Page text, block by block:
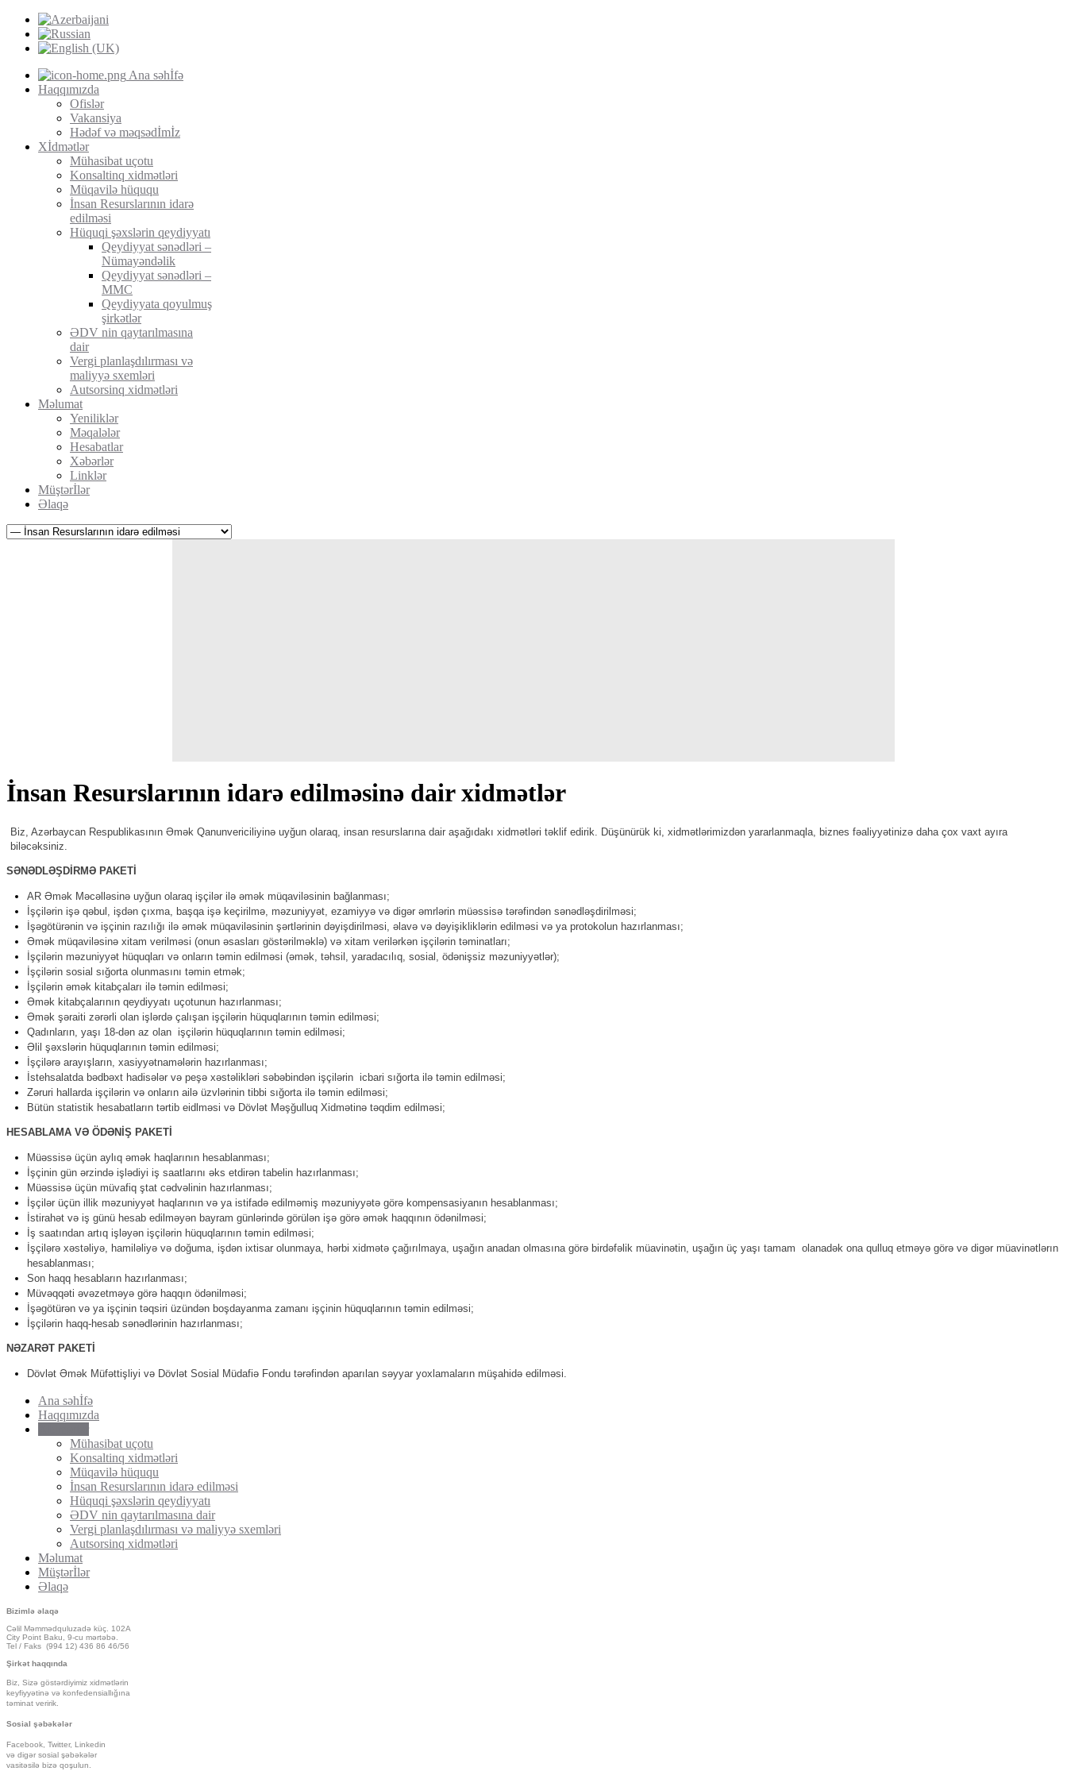
Ana səhİfə
Haqqımızda
Ofislər
Vakansiya
Hədəf və məqsədİmİz
Xİdmətlər
Mühasibat uçotu
Konsaltinq xidmətləri
Müqavilə hüququ
İnsan Resurslarının idarə
edilməsi
Hüquqi şəxslərin qeydiyyatı
Qeydiyyat sənədləri –
Nümayəndəlik
Qeydiyyat sənədləri –
MMC
Qeydiyyata qoyulmuş
şirkətlər
ƏDV nin qaytarılmasına
dair
Vergi planlaşdılırması və
maliyyə sxemləri
Autsorsinq xidmətləri
Məlumat
Yeniliklər
Məqalələr
Hesabatlar
Xəbərlər
Linklər
Müştərİlər
Əlaqə
İnsan Resurslarının idarə edilməsinə dair xidmətlər
Biz, Azərbaycan Respublikasının Əmək Qanunvericiliyinə uyğun olaraq, insan resurslarına dair aşağıdakı xidmətləri təklif edirik. Düşünürük ki, xidmətlərimizdən yararlanmaqla, biznes fəaliyyətinizə daha çox vaxt ayıra
biləcəksiniz.
SƏNƏDLƏŞDİRMƏ PAKETİ
AR Əmək Məcəlləsinə uyğun olaraq işçilər ilə əmək müqaviləsinin bağlanması;
İşçilərin işə qəbul, işdən çıxma, başqa işə keçirilmə, məzuniyyət, ezamiyyə və digər əmrlərin müəssisə tərəfindən sənədləşdirilməsi;
İşəgötürənin və işçinin razılığı ilə əmək müqaviləsinin şərtlərinin dəyişdirilməsi, əlavə və dəyişikliklərin edilməsi və ya protokolun hazırlanması;
Əmək müqaviləsinə xitam verilməsi (onun əsasları göstərilməklə) və xitam verilərkən işçilərin təminatları;
İşçilərin məzuniyyət hüquqları və onların təmin edilməsi (əmək, təhsil, yaradacılıq, sosial, ödənişsiz məzuniyyətlər);
İşçilərin sosial sığorta olunmasını təmin etmək;
İşçilərin əmək kitabçaları ilə təmin edilməsi;
Əmək kitabçalarının qeydiyyatı uçotunun hazırlanması;
Əmək şəraiti zərərli olan işlərdə çalışan işçilərin hüquqlarının təmin edilməsi;
Qadınların, yaşı 18-dən az olan işçilərin hüquqlarının təmin edilməsi;
Əlil şəxslərin hüquqlarının təmin edilməsi;
İşçilərə arayışların, xasiyyətnamələrin hazırlanması;
İstehsalatda bədbəxt hadisələr və peşə xəstəlikləri səbəbindən işçilərin icbari sığorta ilə təmin edilməsi;
Zəruri hallarda işçilərin və onların ailə üzvlərinin tibbi sığorta ilə təmin edilməsi;
Bütün statistik hesabatların tərtib eidlməsi və Dövlət Məşğulluq Xidmətinə təqdim edilməsi;
HESABLAMA VƏ ÖDƏNİŞ PAKETİ
Müəssisə üçün aylıq əmək haqlarının hesablanması;
İşçinin gün ərzində işlədiyi iş saatlarını əks etdirən tabelin hazırlanması;
Müəssisə üçün müvafiq ştat cədvəlinin hazırlanması;
İşçilər üçün illik məzuniyyət haqlarının və ya istifadə edilməmiş məzuniyyətə görə kompensasiyanın hesablanması;
İstirahət və iş günü hesab edilməyən bayram günlərində görülən işə görə əmək haqqının ödənilməsi;
İş saatından artıq işləyən işçilərin hüquqlarının təmin edilməsi;
İşçilərə xəstəliyə, hamiləliyə və doğuma, işdən ixtisar olunmaya, hərbi xidmətə çağırılmaya, uşağın anadan olmasına görə birdəfəlik müavinətin, uşağın üç yaşı tamam olanadək ona qulluq etməyə görə və digər müavinətlərın
hesablanması;
Son haqq hesabların hazırlanması;
Müvəqqəti əvəzetməyə görə haqqın ödənilməsi;
İşəgötürən və ya işçinin təqsiri üzündən boşdayanma zamanı işçinin hüquqlarının təmin edilməsi;
İşçilərin haqq-hesab sənədlərinin hazırlanması;
NƏZARƏT PAKETİ
Dövlət Əmək Müfəttişliyi və Dövlət Sosial Müdafiə Fondu tərəfindən aparılan səyyar yoxlamaların müşahidə edilməsi.
Ana səhİfə
Haqqımızda
Mühasibat uçotu
Konsaltinq xidmətləri
Müqavilə hüququ
İnsan Resurslarının idarə edilməsi
Hüquqi şəxslərin qeydiyyatı
ƏDV nin qaytarılmasına dair
Vergi planlaşdılırması və maliyyə sxemləri
Autsorsinq xidmətləri
Məlumat
Müştərİlər
Əlaqə
Bizimlə əlaqə
Cəlil Məmmədquluzadə küç. 102A
City Point Baku, 9-cu mərtəbə.
Tel / Faks (994 12) 436 86 46/56
Şirkət haqqında
Biz, Sizə göstərdiyimiz xidmətlərin
keyfiyyətinə və konfedensiallığına
təminat veririk.
Sosial şəbəkələr
Facebook, Twitter, Linkedin
və digər sosial şəbəkələr
vasitəsilə bizə qoşulun.